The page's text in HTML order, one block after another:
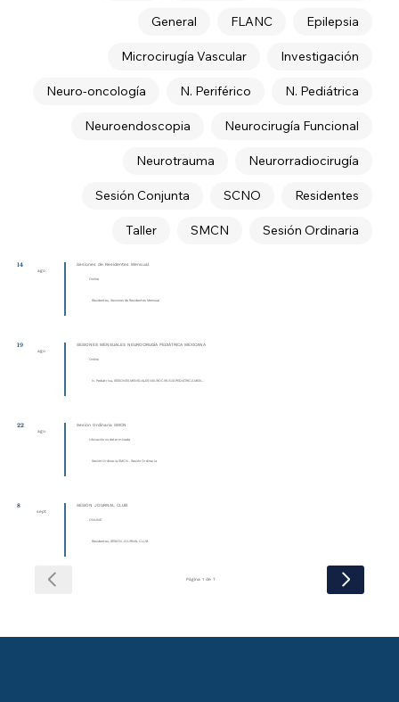
Epilepsia
FLANC
General
Investigación
Microcirugía Vascular
N. Pediátrica
N. Periférico
Neuro-oncología
Neurocirugía Funcional
Neuroendoscopia
Neurorradiocirugía
Neurotrauma
Residentes
SCNO
Sesión Conjunta
Sesión Ordinaria
SMCN
Taller
14
ago
Sesiones de Residentes Mensual
Online
Residentes, Sesiones de Residentes Mensual
19
ago
SESIONES MENSUALES NEUROCIRUGÍA PEDIÁTRICA MEXICANA
Online
N. Pediátrica, SESIONES MENSUALES NEUROCIRUGÍA PEDIÁTRICA MEXI...
22
ago
Sesión Ordinaria SMCN
Ubicación no determinada
Sesión Ordinaria SMCN , Sesión Ordinaria
8
sept
SESIÓN JOURNAL CLUB
ONLINE
Residentes, SESIÓN JOURNAL CLUB
Página 1 de 7